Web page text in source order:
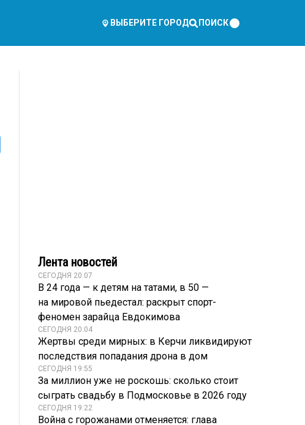
ВЫБЕРИТЕ ГОРОД ПОИСК
Лента новостей
СЕГОДНЯ 20:07
В 24 года — к детям на татами, в 50 —
на мировой пьедестал: раскрыт спорт-
феномен зарайца Евдокимова
СЕГОДНЯ 20:04
Жертвы среди мирных: в Керчи ликвидируют
последствия попадания дрона в дом
СЕГОДНЯ 19:55
За миллион уже не роскошь: сколько стоит
сыграть свадьбу в Подмосковье в 2026 году
СЕГОДНЯ 19:22
Война с горожанами отменяется: глава